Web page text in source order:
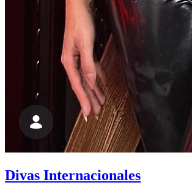
Divas Internacionales